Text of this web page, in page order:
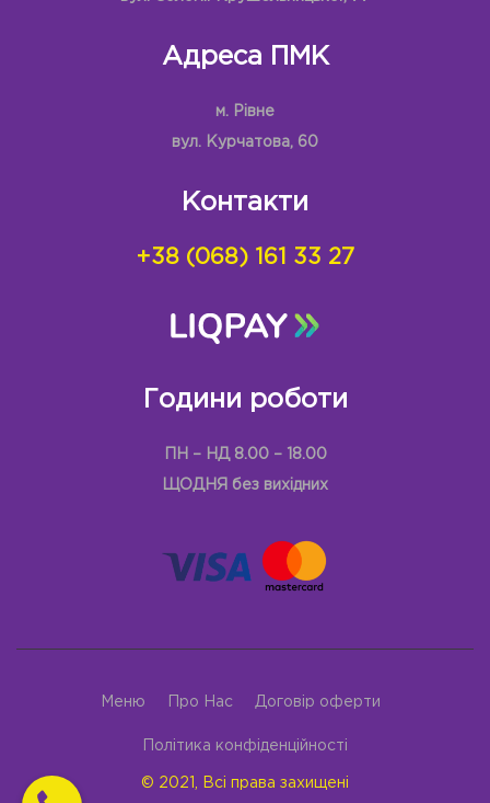
Адреса ПМК
м. Рівне
вул. Курчатова, 60
Контакти
+38 (068) 161 33 27
Години роботи
ПН – НД 8.00 – 18.00
ЩОДНЯ без вихідних
Меню Про Нас Договір оферти
Політика конфіденційності
© 2021, Всі права захищені